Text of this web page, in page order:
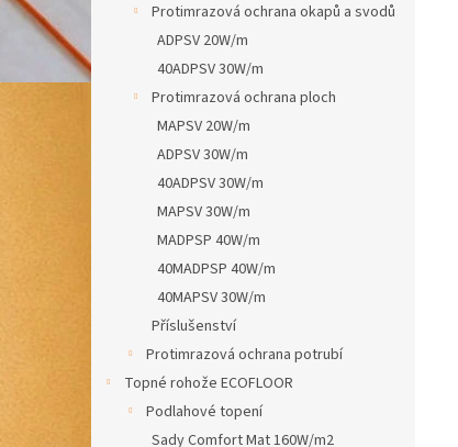
Protimrazová ochrana okapů a svodů
ADPSV 20W/m
40ADPSV 30W/m
Protimrazová ochrana ploch
MAPSV 20W/m
ADPSV 30W/m
40ADPSV 30W/m
MAPSV 30W/m
MADPSP 40W/m
40MADPSP 40W/m
40MAPSV 30W/m
Příslušenství
Protimrazová ochrana potrubí
Topné rohože ECOFLOOR
Podlahové topení
Sady Comfort Mat 160W/m2